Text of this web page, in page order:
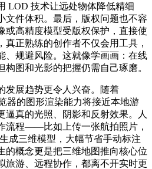
LOD 技术让远处物体降低精细
文件体积。最后，版权问题也不容
高精度模型受版权保护，直接使
真正熟练的创作者不仅会用工具，
、规避风险。这就像学画画：在线
图和光影的把握仍需自己琢磨。
发展趋势更令人兴奋。随着
器的图形渲染能力将接近本地游
逼真的光照、阴影和反射效果。人
流程——比如上传一张航拍照片，
成三维模型，大幅节省手动标注
的概念更是把三维地图推向核心位
旅游、远程协作，都离不开实时更